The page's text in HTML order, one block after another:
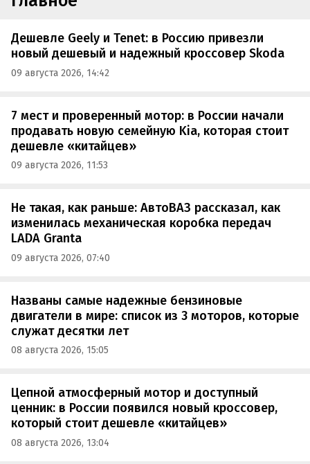
Дешевле Geely и Tenet: в Россию привезли
новый дешевый и надежный кроссовер Skoda
09 августа 2026, 14:42
7 мест и проверенный мотор: в России начали
продавать новую семейную Kia, которая стоит
дешевле «китайцев»
09 августа 2026, 11:53
Не такая, как раньше: АвтоВАЗ рассказал, как
изменилась механическая коробка передач
LADA Granta
09 августа 2026, 07:40
Названы самые надежные бензиновые
двигатели в мире: список из 3 моторов, которые
служат десятки лет
08 августа 2026, 15:05
Цепной атмосферный мотор и доступный
ценник: в России появился новый кроссовер,
который стоит дешевле «китайцев»
08 августа 2026, 13:04